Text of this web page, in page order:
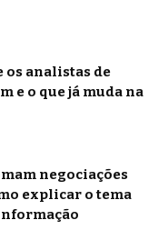
os analistas de
e o que já muda na
negociações
explicar o tema